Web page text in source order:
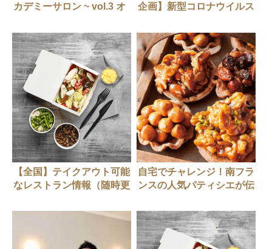
カデミーサロン ~ vol.3 オ
しく料理 田淵拓シェフ
（サッカパウ）
企画】新型コロナウイルス
食店はどう動いた？ 「旅
する料理人」三上奈緒さん
の場合
【全国】テイクアウト可能
なレストラン情報（随時更
自宅でチャレンジ！南フラ
ンスの人気パティシエが伝
選